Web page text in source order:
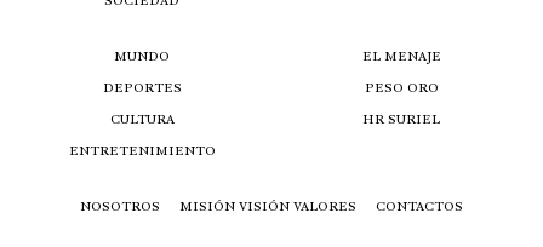
MUNDO
DEPORTES
CULTURA
ENTRETENIMIENTO
EL MENAJE
PESO ORO
HR SURIEL
NOSOTROS MISIÓN VISIÓN VALORES CONTACTOS